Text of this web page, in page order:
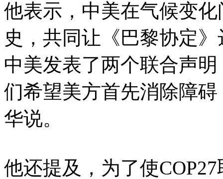
他表示，中美在气候变
史，共同让《巴黎协定
中美发表了两个联合声
们希望美方首先消除障
华说。
他还提及，为了使